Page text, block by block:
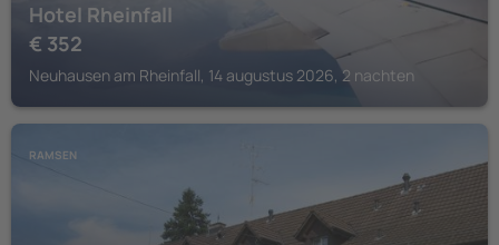
Hotel Rheinfall
€ 352
Neuhausen am Rheinfall, 14 augustus 2026, 2 nachten
RAMSEN